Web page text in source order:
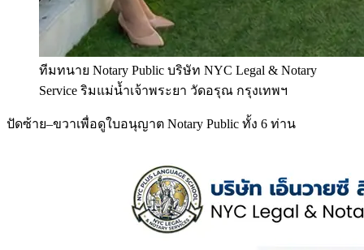
ทีมทนาย Notary Public บริษัท NYC Legal & Notary
Service ริมแม่น้ำเจ้าพระยา วัดอรุณ กรุงเทพฯ
ปัดซ้าย–ขวาเพื่อดูใบอนุญาต Notary Public ทั้ง 6 ท่าน